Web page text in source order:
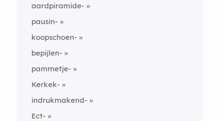
aardpiramide-
pausin-
koopschoen-
bepijlen-
pammetje-
Kerkek-
indrukmakend-
Ect-